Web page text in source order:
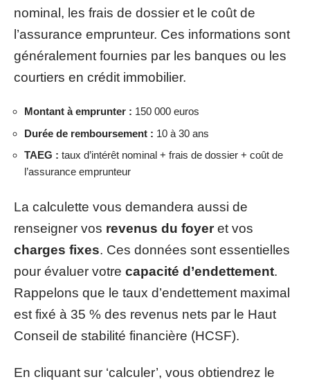
nominal, les frais de dossier et le coût de
l’assurance emprunteur. Ces informations sont
généralement fournies par les banques ou les
courtiers en crédit immobilier.
Montant à emprunter : 150 000 euros
Durée de remboursement : 10 à 30 ans
TAEG : taux d’intérêt nominal + frais de dossier + coût de
l’assurance emprunteur
La calculette vous demandera aussi de
renseigner vos revenus du foyeret vos
charges fixes. Ces données sont essentielles
pour évaluer votre capacité d’endettement.
Rappelons que le taux d’endettement maximal
est fixé à 35 % des revenus nets par le Haut
Conseil de stabilité financière (HCSF).
En cliquant sur ‘calculer’, vous obtiendrez le